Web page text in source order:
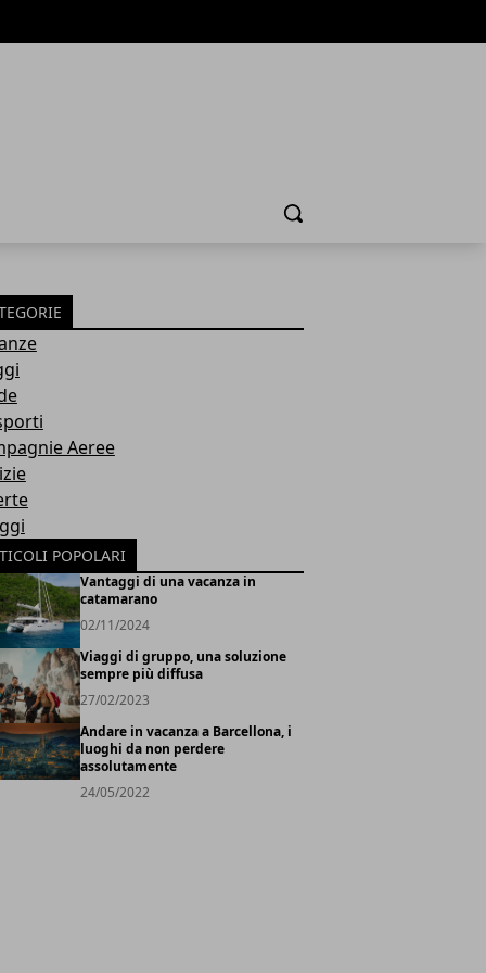
Cerca
Aeree
POPOLARI
Vantaggi di una vacanza in
catamarano
02/11/2024
Viaggi di gruppo, una soluzione
sempre più diffusa
27/02/2023
Andare in vacanza a Barcellona, i
luoghi da non perdere
assolutamente
24/05/2022